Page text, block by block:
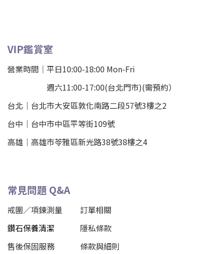
VIP鑑賞室
營業時間｜平日10:00-18:00 Mon-Fri
週六11:00-17:00(台北門市)(需預約）
台北 ｜ 台北市大安區敦化南路二段57號3樓之2
台中｜ 台中市中區平等街109號
高雄｜ 高雄市苓雅區新光路38號38樓之4
常見問題 Q&A
戒圍／項鍊測量
訂單相關
鑽石保養清潔
隱私條款
售後保固服務
條款與細則